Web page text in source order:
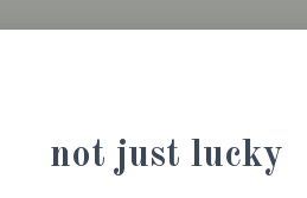
not just lucky